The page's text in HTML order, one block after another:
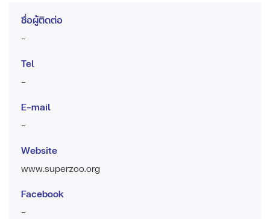
ชื่อผู้ติดต่อ
-
Tel
-
E-mail
-
Website
www.superzoo.org
Facebook
-